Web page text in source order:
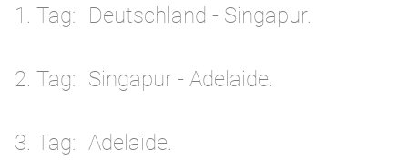
1. Tag Deutschland - Singapur.
2. Tag Singapur - Adelaide.
3. Tag Adelaide.